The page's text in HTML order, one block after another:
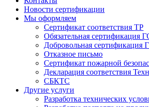
Новости сертификации
Мы оформляем
Сертификат соответствия ТР
Обязательная сертификация
Добровольная сертификация
Отказное письмо
Сертификат пожарной
Декларация соответствия
СБКТС
Другие услуги
Разработка технических